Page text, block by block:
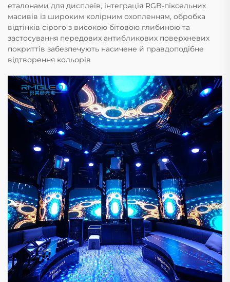
еталонами для дисплеїв, інтеграція RGB-піксельних
масивів із широким колірним охопленням, обробка
відтінків сірого з високою бітовою глибиною та
застосування передових антибликових поверхневих
покриттів забезпечують насичене й правдоподібне
відтворення кольорів